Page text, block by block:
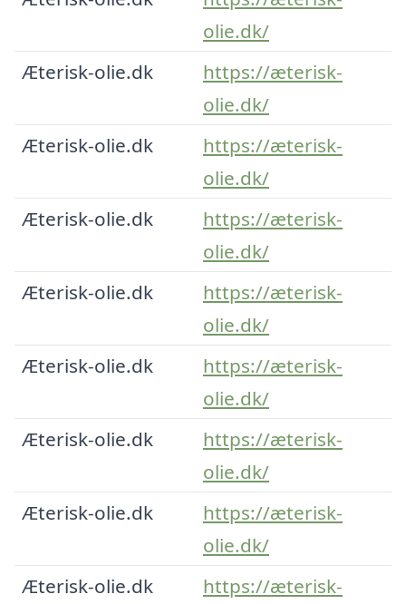
olie.dk/
Æterisk-olie.dk
https://æterisk-
olie.dk/
Æterisk-olie.dk
https://æterisk-
olie.dk/
Æterisk-olie.dk
https://æterisk-
olie.dk/
Æterisk-olie.dk
https://æterisk-
olie.dk/
Æterisk-olie.dk
https://æterisk-
olie.dk/
Æterisk-olie.dk
https://æterisk-
olie.dk/
Æterisk-olie.dk
https://æterisk-
olie.dk/
Æterisk-olie.dk
https://æterisk-